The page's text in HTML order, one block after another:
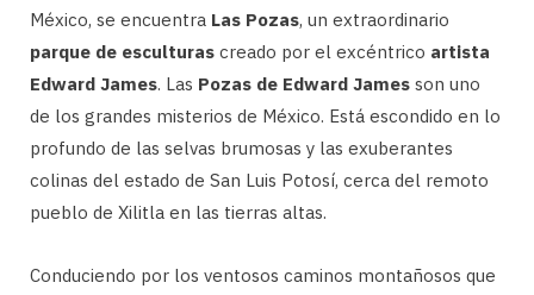
México, se encuentra Las Pozas, un extraordinario
parque de esculturas creado por el excéntrico artista
Edward James. Las Pozas de Edward James son uno
de los grandes misterios de México. Está escondido en lo
profundo de las selvas brumosas y las exuberantes
colinas del estado de San Luis Potosí, cerca del remoto
pueblo de Xilitla en las tierras altas.
Conduciendo por los ventosos caminos montañosos que